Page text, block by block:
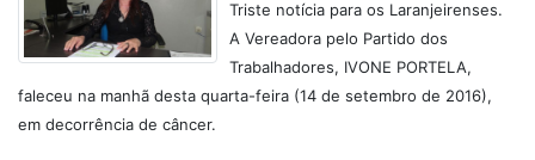
Triste notícia para os Laranjeirenses.
A Vereadora pelo Partido dos
Trabalhadores, IVONE PORTELA,
faleceu na manhã desta quarta-feira (14 de setembro de 2016),
em decorrência de câncer.